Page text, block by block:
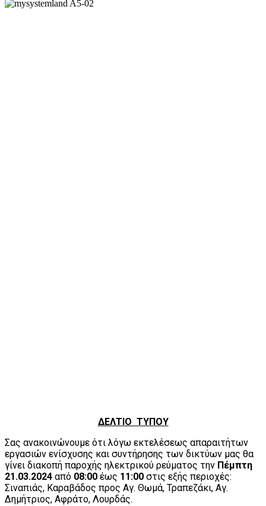
ΔΕΛΤΙΟ ΤΥΠΟΥ
Σας ανακοινώνουμε ότι λόγω εκτελέσεως απαραιτήτων
εργασιών ενίσχυσης και συντήρησης των δικτύων μας θα
γίνει διακοπή παροχής ηλεκτρικού ρεύματος την Πέμπτη
21.03.2024 από 08:00 έως 11:00 στις εξής περιοχές:
Σιναπιάς, Καραβάδος προς Αγ. Θωμά, Τραπεζάκι, Αγ.
Δημήτριος, Αφράτο, Λουρδάς.